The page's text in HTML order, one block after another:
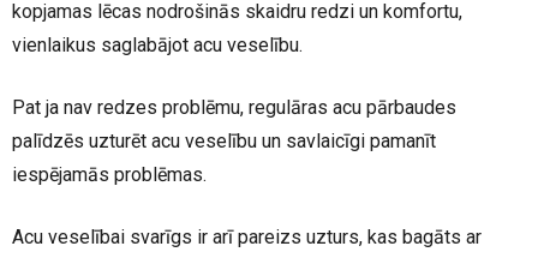
kopjamas lēcas nodrošinās skaidru redzi un komfortu,
vienlaikus saglabājot acu veselību.
Pat ja nav redzes problēmu, regulāras acu pārbaudes
palīdzēs uzturēt acu veselību un savlaicīgi pamanīt
iespējamās problēmas.
Acu veselībai svarīgs ir arī pareizs uzturs, kas bagāts ar